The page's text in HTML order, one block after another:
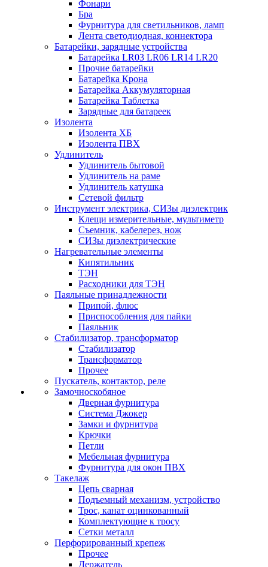
Фонари
Бра
Фурнитура для светильников, ламп
Лента светодиодная, коннектора
Батарейки, зарядные устройства
Батарейка LR03 LR06 LR14 LR20
Прочие батарейки
Батарейка Крона
Батарейка Аккумуляторная
Батарейка Таблетка
Зарядные для батареек
Изолента
Изолента ХБ
Изолента ПВХ
Удлинитель
Удлинитель бытовой
Удлинитель на раме
Удлинитель катушка
Сетевой фильтр
Инструмент электрика, СИЗы диэлектрик
Клещи измерительные, мультиметр
Съемник, кабелерез, нож
СИЗы диэлектрические
Нагревательные элементы
Кипятильник
ТЭН
Расходники для ТЭН
Паяльные принадлежности
Припой, флюс
Приспособления для пайки
Паяльник
Стабилизатор, трансформатор
Стабилизатор
Трансформатор
Прочее
Пускатель, контактор, реле
Замочноскобяное
Дверная фурнитура
Система Джокер
Замки и фурнитура
Крючки
Петли
Мебельная фурнитура
Фурнитура для окон ПВХ
Такелаж
Цепь сварная
Подъемный механизм, устройство
Трос, канат оцинкованный
Комплектующие к тросу
Сетки металл
Перфорированный крепеж
Прочее
Держатель